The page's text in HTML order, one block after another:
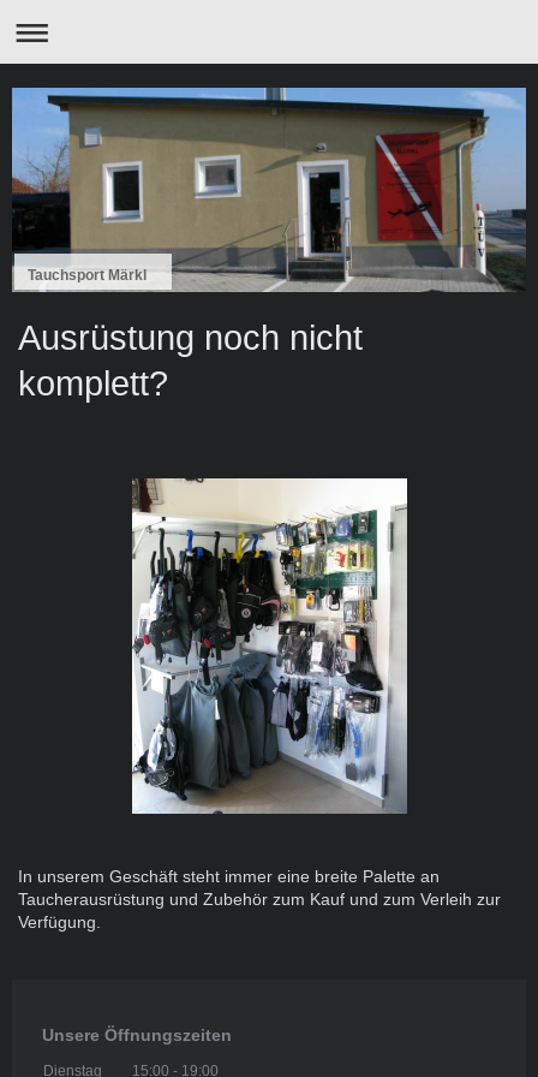
Tauchsport Märkl
Ausrüstung noch nicht
komplett?
In unserem Geschäft steht immer eine breite Palette an
Taucherausrüstung und Zubehör zum Kauf und zum Verleih zur
Verfügung.
Unsere Öffnungszeiten
Dienstag 15:00 - 19:00